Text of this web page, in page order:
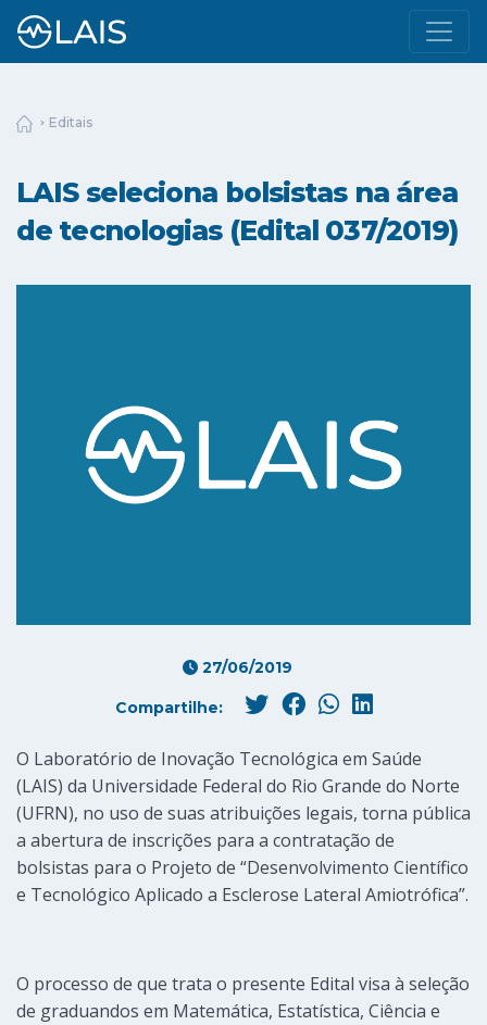
Editais
LAIS seleciona bolsistas na área
de tecnologias (Edital 037/2019)
27/06/2019
Compartilhe:
O Laboratório de Inovação Tecnológica em Saúde
(LAIS) da Universidade Federal do Rio Grande do Norte
(UFRN), no uso de suas atribuições legais, torna pública
a abertura de inscrições para a contratação de
bolsistas para o Projeto de “Desenvolvimento Científico
e Tecnológico Aplicado a Esclerose Lateral Amiotrófica”.
O processo de que trata o presente Edital visa à seleção
de graduandos em Matemática, Estatística, Ciência e